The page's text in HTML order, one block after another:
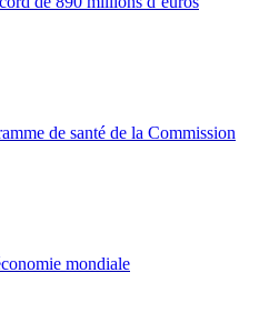
de santé de la Commission
mondiale